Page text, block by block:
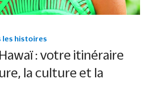
les histoires
: votre itinéraire
la culture et la